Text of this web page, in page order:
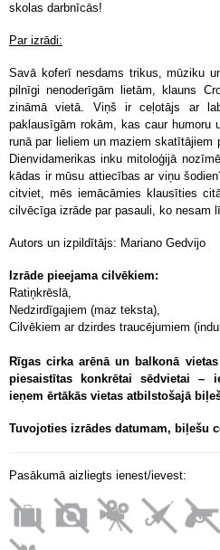
skolas darbnīcās!
Par izrādi:
Savā koferī nesdams trikus, mūziku
pilnīgi nenoderīgām lietām, klauns
zināmā vietā. Viņš ir ceļotājs ar
paklausīgām rokām, kas caur humoru
runā par lieliem un maziem skatītājiem
Dienvidamerikas inku mitoloģijā
kādas ir mūsu attiecības ar viņu
citviet, mēs iemācāmies klausīties
cilvēcīga izrāde par pasauli, ko nesam
Autors un izpildītājs: Mariano Gedvijo
Izrāde pieejama cilvēkiem:
Ratiņkrēslā,
Nedzirdīgajiem (maz teksta),
Cilvēkiem ar dzirdes traucējumiem
Rīgas cirka arēnā un balkonā
piesaistītas konkrētai sēdvietai –
ieņem ērtākās vietas atbilstošajā
Tuvojoties izrādes datumam, biļešu
Pasākumā aizliegts ienest/ievest: